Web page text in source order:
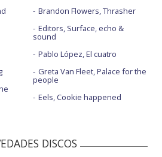
Brandon Flowers, Thrasher
Editors, Surface, echo &
sound
Pablo López, El cuatro
Greta Van Fleet, Palace for the
people
Eels, Cookie happened
DISCOS